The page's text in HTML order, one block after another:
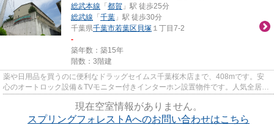
総武本線 「 都賀 」駅 徒歩25分
総武線 「 千葉 」駅 徒歩30分
千葉県千葉市若葉区 貝塚 １丁目7-2
-
築年数：築15年
階数：3階建
薬や日用品を買うのに便利なドラッグセイムス千葉桜木店まで、408mです。安
心のオートロック設備＆TVモニター付きインターホン設置物件です。人気全居室
現在空室情報がありません。
スプリングフォレストAへのお問い合わせはこちら